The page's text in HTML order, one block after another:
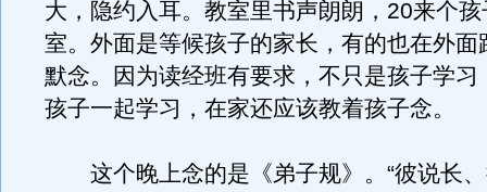
大，隐约入耳。教室里书声朗朗，20来个
室。外面是等候孩子的家长，有的也在外面
默念。因为读经班有要求，不只是孩子学习
孩子一起学习，在家还应该教着孩子念。
这个晚上念的是《弟子规》。“彼说长、